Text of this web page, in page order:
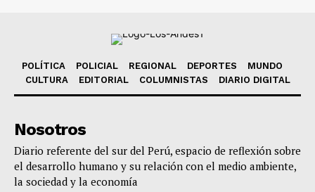
POLÍTICA POLICIAL REGIONAL DEPORTES
MUNDO
CULTURA
EDITORIAL COLUMNISTAS DIARIO DIGITAL
Nosotros
Diario referente del sur del Perú, espacio de reflexión sobre
el desarrollo humano y su relación con el medio ambiente,
la sociedad y la economía